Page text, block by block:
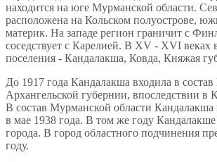
находится на юге Мурманской области.
расположена на Кольском полуострове,
материк. На западе регион граничит с
соседствует с Карелией. В XV - XVI веках
поселения - Кандалакша, Ковда, Княжая
До 1917 года Кандалакша входила в состав
Архангельской губернии, впоследствии в
В состав Мурманской области
в мае 1938 года. В том же году Кандалакше
города. В город областного подчинения
году.